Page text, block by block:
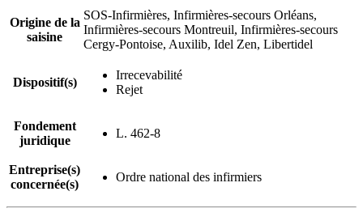
Origine de la
saisine
SOS-Infirmières, Infirmières-secours Orléans,
Infirmières-secours Montreuil, Infirmières-secours
Cergy-Pontoise, Auxilib, Idel Zen, Libertidel
Dispositif(s)
Irrecevabilité
Rejet
Fondement
juridique
L. 462-8
Entreprise(s)
concernée(s)
Ordre national des infirmiers